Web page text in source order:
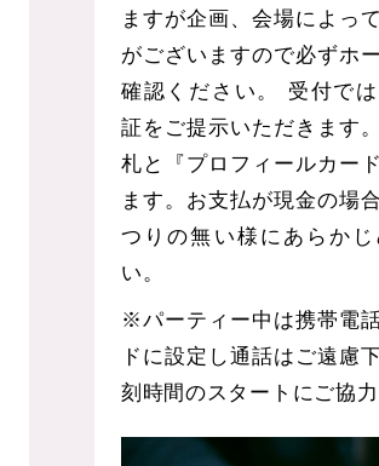
ますが企画、会場によっ
がございますので必ずホ
確認ください。 受付で
証をご提示いただきます
札と『プロフィールカー
ます。お支払が現金の場
つりの無い様にあらかじ
い。
※パーティー中は携帯電
ドに設定し通話はご遠慮
刻時間のスタートにご協力